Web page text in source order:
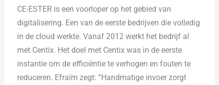
CE-ESTER is een voorloper op het gebied van
digitalisering. Een van de eerste bedrijven die volledig
in de cloud werkte. Vanaf 2012 werkt het bedrijf al
met Centix. Het doel met Centix was in de eerste
instantie om de efficiëntie te verhogen en fouten te
reduceren. Efraïm zegt: “Handmatige invoer zorgt